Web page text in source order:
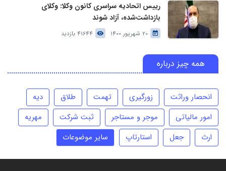
رییس اتحادیه سراسری کانون وکلا: وکلای
بازداشت‌شده، آزاد شوند
20 شهریور 1400 41644 بازدید
همه چیز درباره
انحصار وراثت زورگیری تهمت طلاق
دیه
امور مالیاتی
موجر و مستاجر ثبت شرکت
مهریه
ارث
جعل استارتاپ سایر موضوعات